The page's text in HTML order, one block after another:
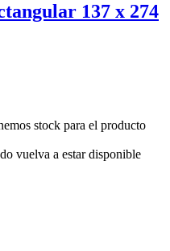
137 x 274
stock para el producto
vuelva a estar disponible